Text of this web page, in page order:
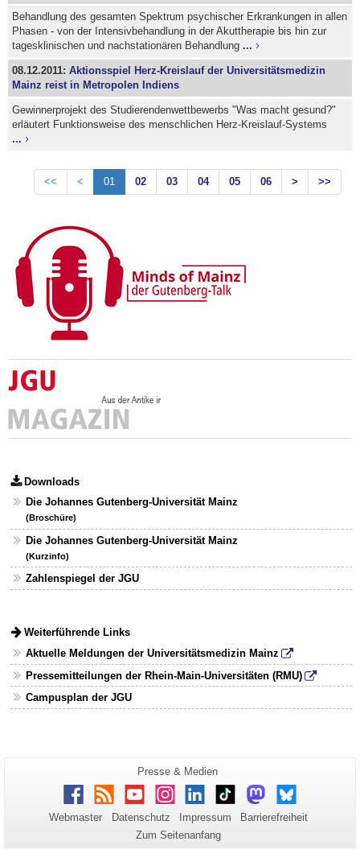
Behandlung des gesamten Spektrum psychischer Erkrankungen in allen
Phasen - von der Intensivbehandlung in der Akuttherapie bis hin zur
tagesklinischen und nachstationären Behandlung...
08.12.2011:Aktionsspiel Herz-Kreislauf der Universitätsmedizin
Mainz reist in Metropolen Indiens
Gewinnerprojekt des Studierendenwettbewerbs "Was macht gesund?"
erläutert Funktionsweise des menschlichen Herz-Kreislauf-Systems
...
<< < 01 02 03 04 05 06 > >>
Downloads
Die Johannes Gutenberg-Universität Mainz
(Broschüre)
Die Johannes Gutenberg-Universität Mainz
(Kurzinfo)
Zahlenspiegel der JGU
Weiterführende Links
Aktuelle Meldungen der Universitätsmedizin Mainz
Pressemitteilungen der Rhein-Main-Universitäten (RMU)
Campusplan der JGU
Zusätzliche
Informationen
zu
dieser
Seite
Seiten-
Name:
Presse & Medien
Facebook
RSS YoutubeInstagram
LinkedInTikTokMastodonBluesky
Webmaster Datenschutz Impressum
Barrierefreiheit
Zum Seitenanfang